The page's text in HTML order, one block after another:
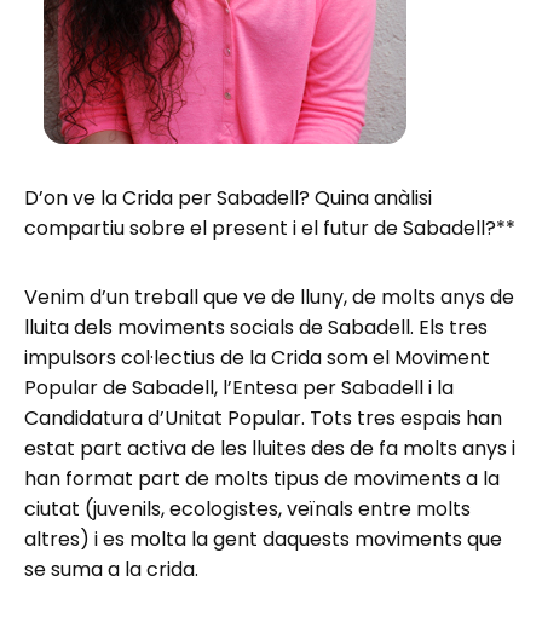
D’on ve la Crida per Sabadell? Quina anàlisi
compartiu sobre el present i el futur de Sabadell?**
Venim d’un treball que ve de lluny, de molts anys de
lluita dels moviments socials de Sabadell. Els tres
impulsors col·lectius de la Crida som el Moviment
Popular de Sabadell, l’Entesa per Sabadell i la
Candidatura d’Unitat Popular. Tots tres espais han
estat part activa de les lluites des de fa molts anys i
han format part de molts tipus de moviments a la
ciutat (juvenils, ecologistes, veïnals entre molts
altres) i es molta la gent daquests moviments que
se suma a la crida.